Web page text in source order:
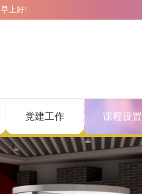
早上好!
党建工作 课程设置